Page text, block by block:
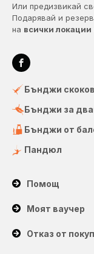
Или предизвикай
Подарявай и
на всички локации
Бънджи
Бънджи за
Бънджи от
Пандюл
Помощ
Моят ваучер
Отказ от